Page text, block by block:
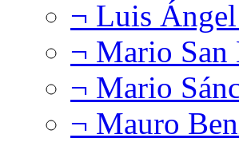
¬ Luis
¬ Mario
¬ Mario
¬ Mauro